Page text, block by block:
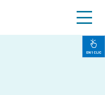
EN 1 CLIC